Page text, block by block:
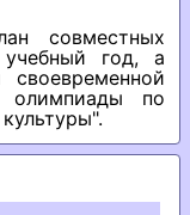
совместных
год, а
олимпиады по